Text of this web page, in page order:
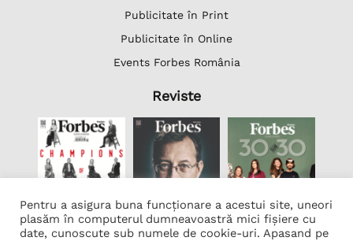
Publicitate în Print
Publicitate în Online
Events Forbes România
Reviste
Pentru a asigura buna funcționare a acestui site, uneori
plasăm în computerul dumneavoastră mici fișiere cu
date, cunoscute sub numele de cookie-uri. Apasand pe